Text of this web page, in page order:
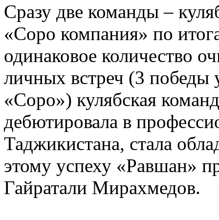
Сразу две команды –
«Соро компания» по
одинаковое количество
личных встреч (3
«Соро») кулябская
дебютировала в
Таджикистана, стала
этому успеху «Равшан»
Гайратали Мирахмедов.